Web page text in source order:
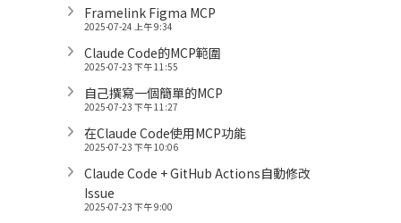
Framelink Figma MCP
2025-07-24 上午 9:34
Claude Code的MCP範圍
2025-07-23 下午 11:55
自己撰寫一個簡單的MCP
2025-07-23 下午 11:27
在Claude Code使用MCP功能
2025-07-23 下午 10:06
Claude Code + GitHub Actions自動修改
Issue
2025-07-23 下午 9:00